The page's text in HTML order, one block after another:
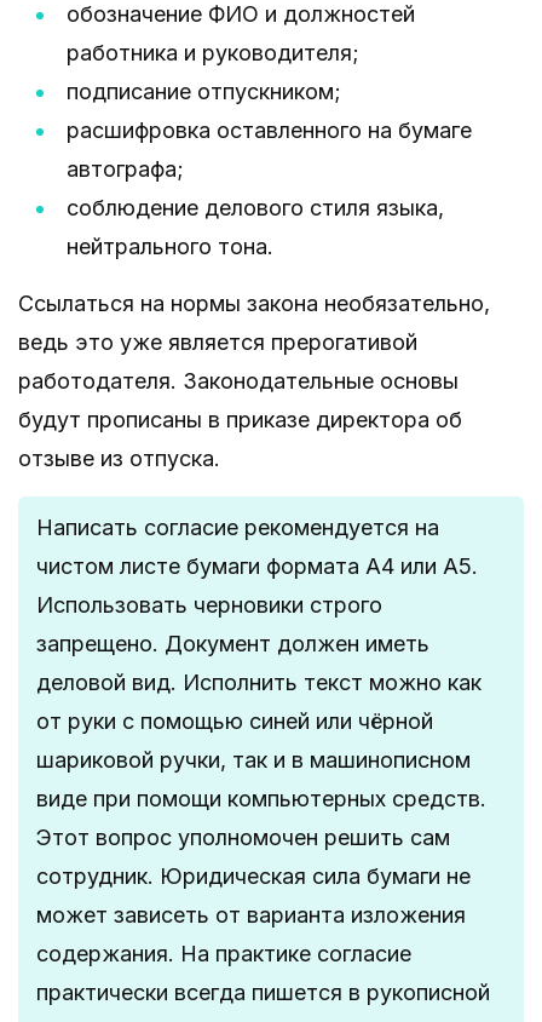
обозначение ФИО и должностей
работника и руководителя;
подписание отпускником;
расшифровка оставленного на бумаге
автографа;
соблюдение делового стиля языка,
нейтрального тона.
Ссылаться на нормы закона необязательно,
ведь это уже является прерогативой
работодателя. Законодательные основы
будут прописаны в приказе директора об
отзыве из отпуска.
Написать согласие рекомендуется на
чистом листе бумаги формата А4 или А5.
Использовать черновики строго
запрещено. Документ должен иметь
деловой вид. Исполнить текст можно как
от руки с помощью синей или чёрной
шариковой ручки, так и в машинописном
виде при помощи компьютерных средств.
Этот вопрос уполномочен решить сам
сотрудник. Юридическая сила бумаги не
может зависеть от варианта изложения
содержания. На практике согласие
практически всегда пишется в рукописной